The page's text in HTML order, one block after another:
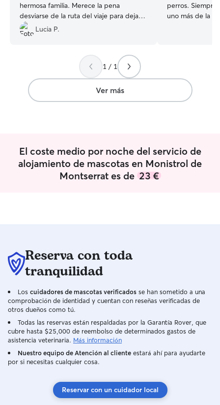
hermosa familia. Merece la pena
desviarse de la ruta del viaje para dejar a
mi perro en las mejores manos. Comió,
paseo y durmió super bien y agusto, lo
por todo, volveré a repetir porque es el
lugar más seguro y donde puedo
relajarme con la certeza de que está en
las mejores manos!!
Lucia P.
perros.
uno más de la
conociendo a
patas y
También en los
Trabajamos
horarios para
cuidados y necesidades.
de 400m2
rincones de casa. Pueden estar
cualquier lugar
1 / 1
Ver más
El coste medio por noche del servicio de
alojamiento de mascotas en Monistrol de
Montserrat es de 23 €
Reserva con toda
tranquilidad
Los cuidadores de mascotas verificados se han sometido a una
comprobación de identidad y cuentan con reseñas verificadas de
otros dueños como tú.
Todas las reservas están respaldadas por la Garantía Rover, que
cubre hasta $25,000 de reembolso de determinados gastos de
asistencia veterinaria. Más información
Nuestro equipo de Atención al cliente estará ahí para ayudarte
por si necesitas cualquier cosa.
Reservar con un cuidador local